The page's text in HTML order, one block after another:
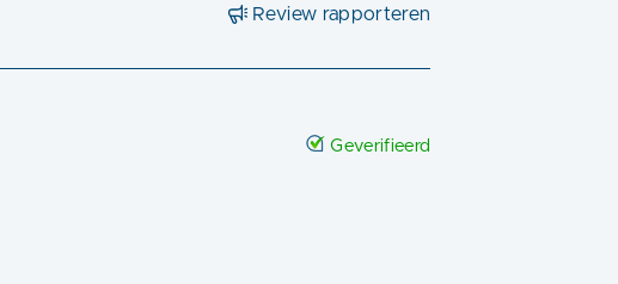
Review rapporteren
Geverifieerd